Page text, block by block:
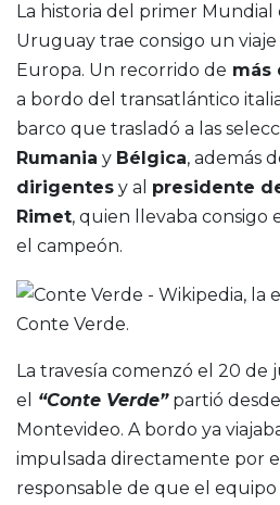
La historia del primer Mundial
Uruguay trae consigo un
Europa. Un recorrido de más
a bordo del transatlántico
barco que trasladó a las
Rumania y Bélgica, además
dirigentes y al presidente
Rimet, quien llevaba consigo
el campeón.
Conte Verde.
La travesía comenzó el 20 de
el
“Conte Verde”partió desde
Montevideo. A bordo ya
impulsada directamente por
responsable de que el equipo